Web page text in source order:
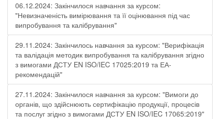
06.12.2024: Закінчилося навчання за курсом:
"Невизначеність вимірювання та її оцінювання під час
випробування та калібрування"
29.11.2024: Закінчилось навчання за курсом: "Верифікація
та валідація методик випробування та калібрування згідно
з вимогами ДСТУ EN ISO/IEC 17025:2019 та ЕА-
рекомендацій"
27.11.2024: Закінчилося навчання за курсом: "Вимоги до
органів, що здійснюють сертифікацію продукції, процесів
та послуг згідно з вимогами ДСТУ EN ISO/IEC 17065:2019"